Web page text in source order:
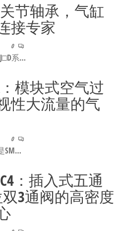
关节轴承，气缸
接专家
0
系…
：模块式空气过
性大流量的气
0
SM…
C4：插入式五通
3通阀的高密度